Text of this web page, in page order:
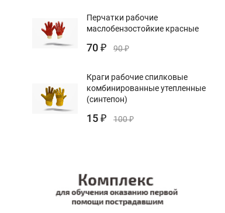
Перчатки рабочие
маслобензостойкие красные
70 ₽ 90₽
Краги рабочие спилковые
комбинированные утепленные
(синтепон)
15 ₽ 100₽